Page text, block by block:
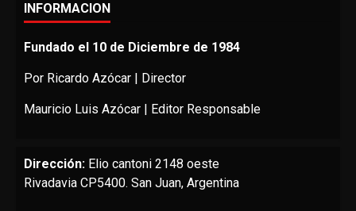
INFORMACION
Fundado el 10 de Diciembre de 1984
Por Ricardo Azócar | Director
Mauricio Luis Azócar | Editor Responsable
Dirección: Elio cantoni 2148 oeste
Rivadavia CP5400. San Juan, Argentina